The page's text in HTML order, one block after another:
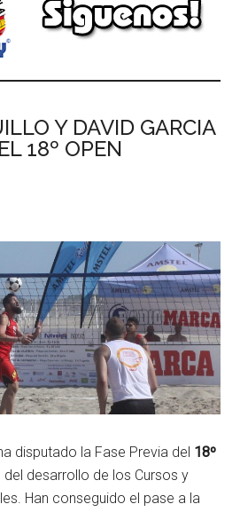
Y DAVID GARCIA
18º OPEN
disputado la Fase Previa del 18º
del desarrollo de los Cursos y
Han conseguido el pase a la